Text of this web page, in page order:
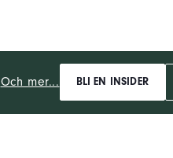
Och mer... BLI EN INSIDER